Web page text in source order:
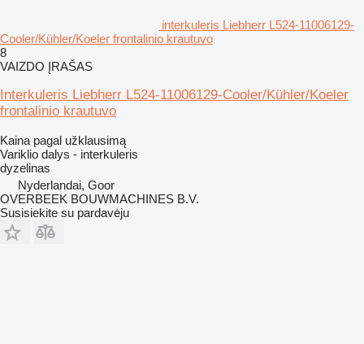
interkuleris Liebherr L524-11006129-
Cooler/Kühler/Koeler frontalinio krautuvo
8
VAIZDO ĮRAŠAS
Interkuleris Liebherr L524-11006129-Cooler/Kühler/Koeler
frontalinio krautuvo
Kaina pagal užklausimą
Variklio dalys - interkuleris
dyzelinas
Nyderlandai, Goor
OVERBEEK BOUWMACHINES B.V.
Susisiekite su pardavėju